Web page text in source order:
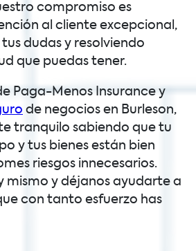
compromiso es
al cliente excepcional,
dudas y resolviendo
que puedas tener.
Paga-Menos Insurance y
de negocios en Burleson,
tranquilo sabiendo que tu
y tus bienes están bien
riesgos innecesarios.
mismo y déjanos ayudarte a
con tanto esfuerzo has